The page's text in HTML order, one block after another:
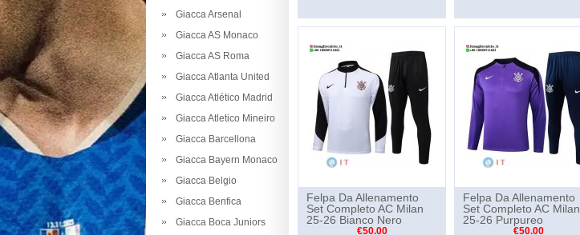
Giacca Arsenal
Giacca AS Monaco
Giacca AS Roma
Giacca Atlanta United
Giacca Atlético Madrid
Giacca Atletico Mineiro
Giacca Barcellona
Giacca Bayern Monaco
Giacca Belgio
Giacca Benfica
Giacca Boca Juniors
Felpa Da Allenamento
Set Completo AC Milan
25-26 Bianco Nero
€50.00
Felpa Da Allenamento
Set Completo AC Milan
25-26 Purpureo
€50.00